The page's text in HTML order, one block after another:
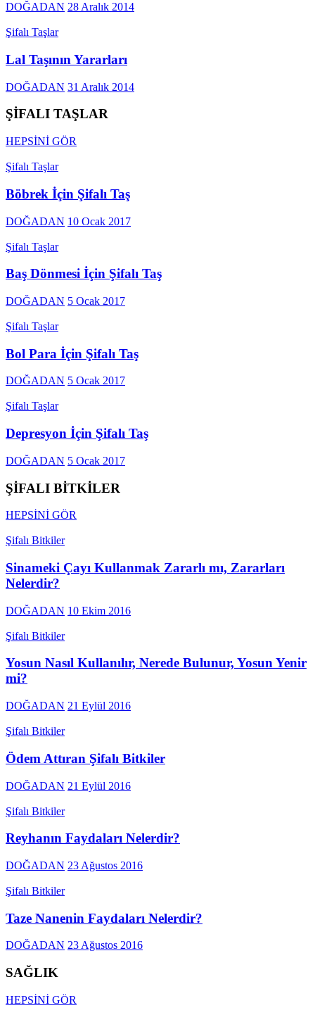
DOĞADAN 28 Aralık 2014
Şifalı Taşlar
Lal Taşının Yararları
DOĞADAN 31 Aralık 2014
ŞİFALI TAŞLAR
HEPSİNİ GÖR
Şifalı Taşlar
Böbrek İçin Şifalı Taş
DOĞADAN 10 Ocak 2017
Şifalı Taşlar
Baş Dönmesi İçin Şifalı Taş
DOĞADAN 5 Ocak 2017
Şifalı Taşlar
Bol Para İçin Şifalı Taş
DOĞADAN 5 Ocak 2017
Şifalı Taşlar
Depresyon İçin Şifalı Taş
DOĞADAN 5 Ocak 2017
ŞİFALI BİTKİLER
HEPSİNİ GÖR
Şifalı Bitkiler
Sinameki Çayı Kullanmak Zararlı mı, Zararları
Nelerdir?
DOĞADAN 10 Ekim 2016
Şifalı Bitkiler
Yosun Nasıl Kullanılır, Nerede Bulunur, Yosun Yenir
mi?
DOĞADAN 21 Eylül 2016
Şifalı Bitkiler
Ödem Attıran Şifalı Bitkiler
DOĞADAN 21 Eylül 2016
Şifalı Bitkiler
Reyhanın Faydaları Nelerdir?
DOĞADAN 23 Ağustos 2016
Şifalı Bitkiler
Taze Nanenin Faydaları Nelerdir?
DOĞADAN 23 Ağustos 2016
SAĞLIK
HEPSİNİ GÖR